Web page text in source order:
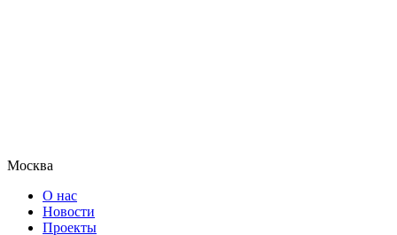
Москва
О нас
Новости
Проекты